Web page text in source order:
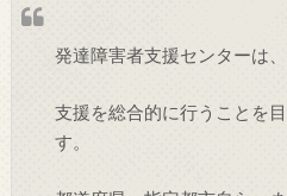
発達障害者支援センターは
支援を総合的に行うことを
す。